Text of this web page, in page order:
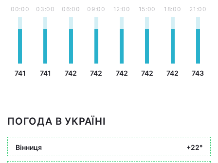
00:00
741
03:00
741
06:00
742
09:00
742
12:00
742
15:00
742
18:00
742
21:00
743
ПОГОДА В УКРАЇНІ
Вінниця +22°